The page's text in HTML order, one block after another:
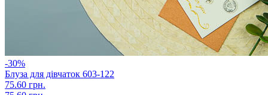
-30%
Блуза для дівчаток 603-122
75.60 грн.